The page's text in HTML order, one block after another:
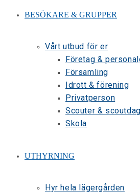
BESÖKARE & GRUPPER
Vårt utbud för er
Företag &
Församling
Idrott & förening
Privatperson
Scouter &
Skola
UTHYRNING
Hyr hela lägergården